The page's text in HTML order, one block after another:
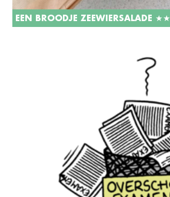
EEN BROODJE ZEEWIERSALADE ★★